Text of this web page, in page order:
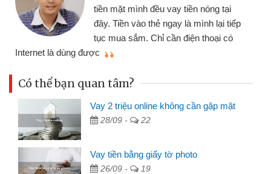
tiền mặt mình đều vay tiền nóng tại
đây. Tiền vào thẻ ngay là mình lại tiếp
tục mua sắm. Chỉ cần điện thoại có
Internet là dùng được
Có thể bạn quan tâm?
Vay 2 triệu online không cần gặp mặt
28/09 - 22
Vay tiền bằng giấy tờ photo
26/09 - 19